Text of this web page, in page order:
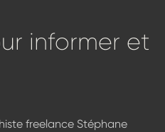
informer et
freelance Stéphane